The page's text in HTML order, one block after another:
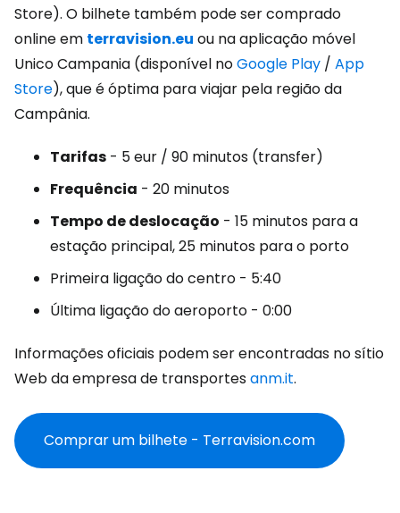
Store). O bilhete também pode ser comprado
online em terravision.eu ou na aplicação móvel
Unico Campania (disponível noGoogle Play / App
Store), que é óptima para viajar pela região da
Campânia.
Tarifas - 5 eur / 90 minutos (transfer)
Frequência - 20 minutos
Tempo de deslocação - 15 minutos para a
estação principal, 25 minutos para o porto
Primeira ligação do centro - 5:40
Última ligação do aeroporto - 0:00
Informações oficiais podem ser encontradas no sítio
Web da empresa de transportesanm.it.
Comprar um bilhete - Terravision.com